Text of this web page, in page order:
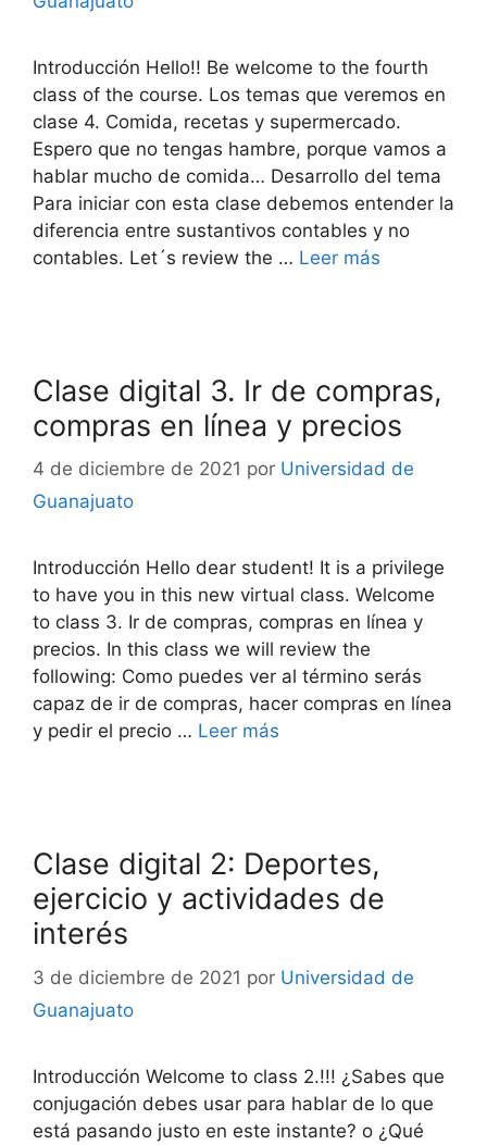
Introducción Hello!! Be welcome to the fourth
class of the course. Los temas que veremos en
clase 4. Comida, recetas y supermercado.
Espero que no tengas hambre, porque vamos a
hablar mucho de comida… Desarrollo del tema
Para iniciar con esta clase debemos entender la
diferencia entre sustantivos contables y no
contables. Let´s review the … Leer más
Clase digital 3. Ir de compras,
compras en línea y precios
4 de diciembre de 2021 por Universidad de
Guanajuato
Introducción Hello dear student! It is a privilege
to have you in this new virtual class. Welcome
to class 3. Ir de compras, compras en línea y
precios. In this class we will review the
following: Como puedes ver al término serás
capaz de ir de compras, hacer compras en línea
y pedir el precio … Leer más
Clase digital 2: Deportes,
ejercicio y actividades de
interés
3 de diciembre de 2021 por Universidad de
Guanajuato
Introducción Welcome to class 2.!!! ¿Sabes que
conjugación debes usar para hablar de lo que
está pasando justo en este instante? o ¿Qué